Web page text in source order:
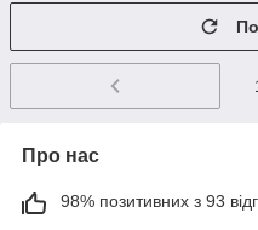
Про нас
98% позитивних з 93